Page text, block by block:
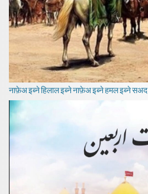
नाफ़ेअ इब्ने हिलाल इब्ने नाफ़ेअ इब्ने हमल इब्ने सअद